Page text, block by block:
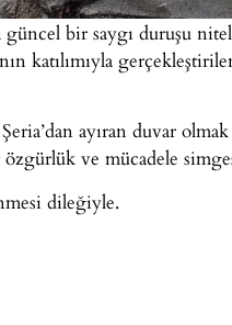
güncel bir saygı duruşu
katılımıyla
ayıran duvar
ve mücadele
dileğiyle.